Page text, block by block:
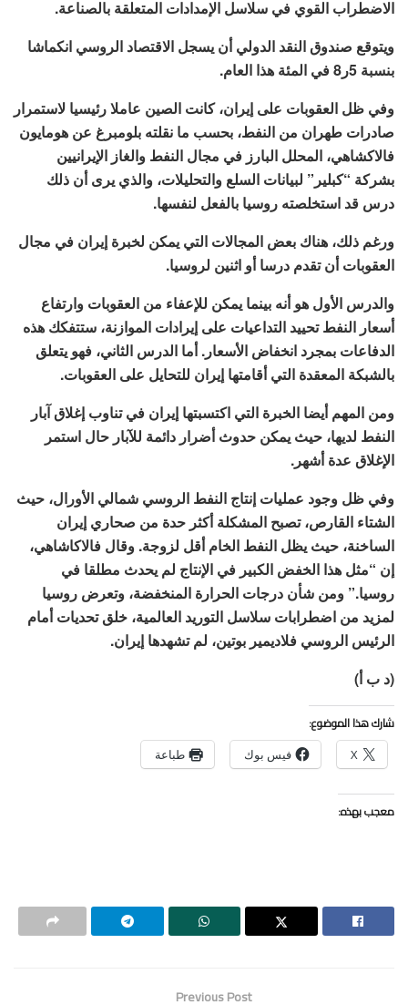
الاضطراب القوي في سلاسل الإمدادات المتعلقة بالصناعة.
ويتوقع صندوق النقد الدولي أن يسجل الاقتصاد الروسي انكماشا
بنسبة 5ر8 في المئة هذا العام.
وفي ظل العقوبات على إيران، كانت الصين عاملا رئيسيا لاستمرار
صادرات طهران من النفط، بحسب ما نقلته بلومبرغ عن هومايون
فالاكشاهي، المحلل البارز في مجال النفط والغاز الإيرانيين
بشركة “كبلير” لبيانات السلع والتحليلات، والذي يرى أن ذلك
درس قد استخلصته روسيا بالفعل لنفسها.
ورغم ذلك، هناك بعض المجالات التي يمكن لخبرة إيران في مجال
العقوبات أن تقدم درسا أو اثنين لروسيا.
والدرس الأول هو أنه بينما يمكن للإعفاء من العقوبات وارتفاع
أسعار النفط تحييد التداعيات على إيرادات الموازنة، ستتفكك هذه
الدفاعات بمجرد انخفاض الأسعار. أما الدرس الثاني، فهو يتعلق
بالشبكة المعقدة التي أقامتها إيران للتحايل على العقوبات.
ومن المهم أيضا الخبرة التي اكتسبتها إيران في تناوب إغلاق آبار
النفط لديها، حيث يمكن حدوث أضرار دائمة للآبار حال استمر
الإغلاق عدة أشهر.
وفي ظل وجود عمليات إنتاج النفط الروسي شمالي الأورال، حيث
الشتاء القارص، تصبح المشكلة أكثر حدة من صحاري إيران
الساخنة، حيث يظل النفط الخام أقل لزوجة. وقال فالاكاشاهي،
إن “مثل هذا الخفض الكبير في الإنتاج لم يحدث مطلقا في
روسيا.” ومن شأن درجات الحرارة المنخفضة، وتعرض روسيا
لمزيد من اضطرابات سلاسل التوريد العالمية، خلق تحديات أمام
الرئيس الروسي فلاديمير بوتين، لم تشهدها إيران.
(د ب أ)
شارك هذا الموضوع:
X فيس بوك طباعة
معجب بهذه:
Previous Post